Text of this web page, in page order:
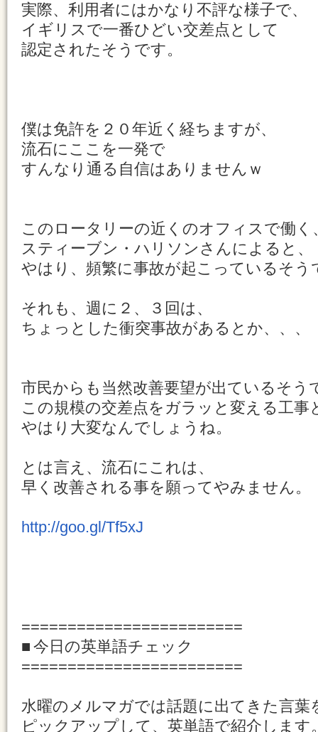
実際、利用者にはかなり不評な様子で、
イギリスで一番ひどい交差点として
認定されたそうです。
僕は免許を２０年近く経ちますが、
流石にここを一発で
すんなり通る自信はありませんｗ
このロータリーの近くのオフィスで働く
スティーブン・ハリソンさんによると、
やはり、頻繁に事故が起こっているそう
それも、週に２、３回は、
ちょっとした衝突事故があるとか、、、
市民からも当然改善要望が出ているそう
この規模の交差点をガラッと変える工事
やはり大変なんでしょうね。
とは言え、流石にこれは、
早く改善される事を願ってやみません。
http://goo.gl/Tf5xJ
========================
■ 今日の英単語チェック
========================
水曜のメルマガでは話題に出てきた言葉
ピックアップして、英単語で紹介します